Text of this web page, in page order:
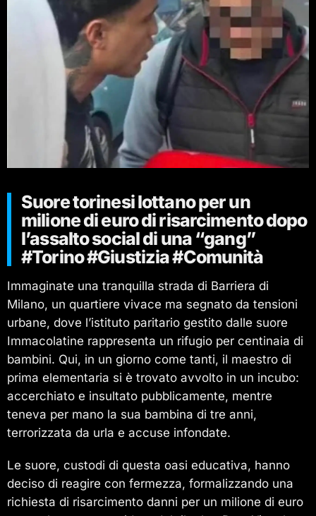
Suore torinesi lottano per un
milione di euro di risarcimento dopo
l’assalto social di una “gang”
#Torino #Giustizia #Comunità
Immaginate una tranquilla strada di Barriera di
Milano, un quartiere vivace ma segnato da tensioni
urbane, dove l’istituto paritario gestito dalle suore
Immacolatine rappresenta un rifugio per centinaia di
bambini. Qui, in un giorno come tanti, il maestro di
prima elementaria si è trovato avvolto in un incubo:
accerchiato e insultato pubblicamente, mentre
teneva per mano la sua bambina di tre anni,
terrorizzata da urla e accuse infondate.
Le suore, custodi di questa oasi educativa, hanno
deciso di reagire con fermezza, formalizzando una
richiesta di risarcimento danni per un milione di euro